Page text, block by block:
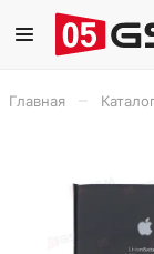
Главная